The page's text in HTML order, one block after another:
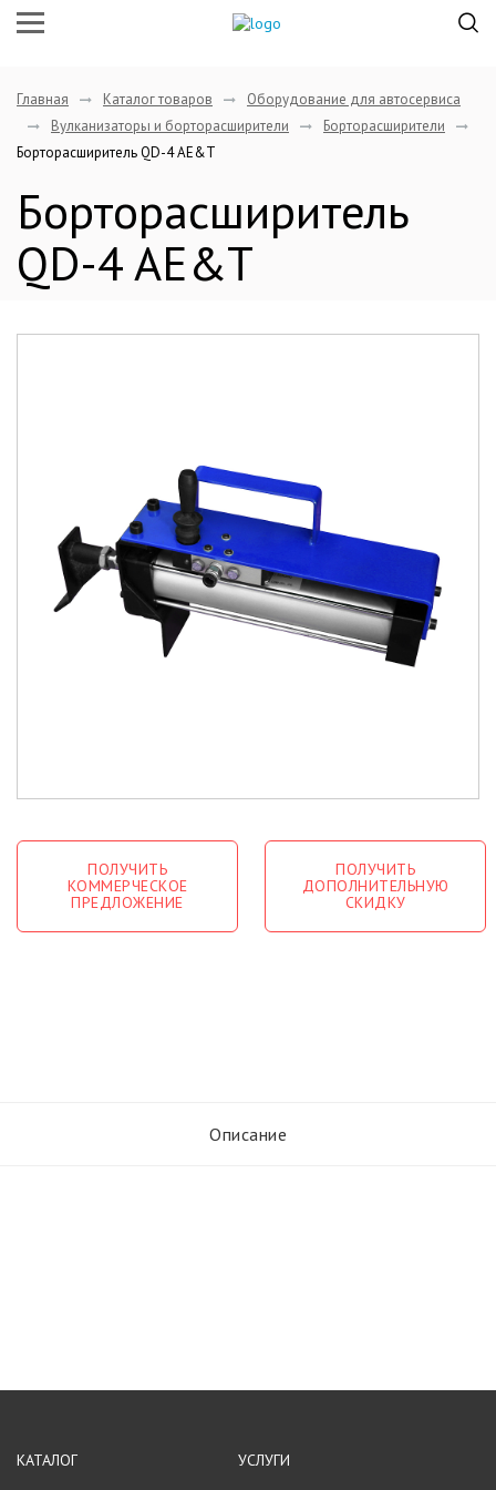
Главная Каталог товаров
Оборудование для автосервиса
Вулканизаторы и борторасширители
Борторасширители
Борторасширитель QD-4 AE&T
Борторасширитель
QD-4 AE&T
ПОЛУЧИТЬ
КОММЕРЧЕСКОЕ
ПРЕДЛОЖЕНИЕ
ПОЛУЧИТЬ
ДОПОЛНИТЕЛЬНУЮ
СКИДКУ
Описание
КАТАЛОГ УСЛУГИ